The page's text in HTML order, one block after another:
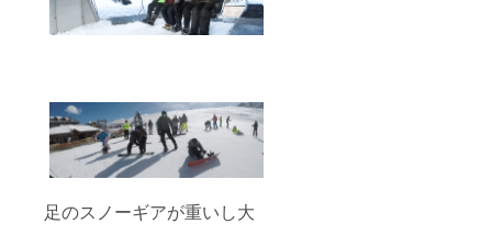
足のスノーギアが重いし大